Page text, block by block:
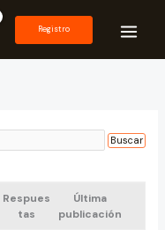
Registro
Respues
tas
Última
publicación